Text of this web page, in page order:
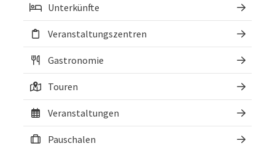
Unterkünfte
Veranstaltungszentren
Gastronomie
Touren
Veranstaltungen
Pauschalen